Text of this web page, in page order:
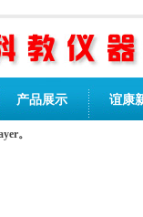
产品展示 谊康
。